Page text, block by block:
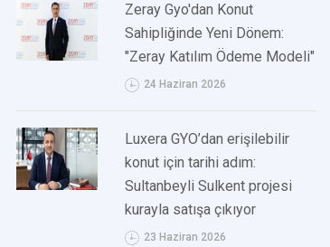
Zeray Gyo'dan Konut
Sahipliğinde Yeni Dönem:
"Zeray Katılım Ödeme Modeli"
24 Haziran 2026
Luxera GYO’dan erişilebilir
konut için tarihi adım:
Sultanbeyli Sulkent projesi
kurayla satışa çıkıyor
23 Haziran 2026